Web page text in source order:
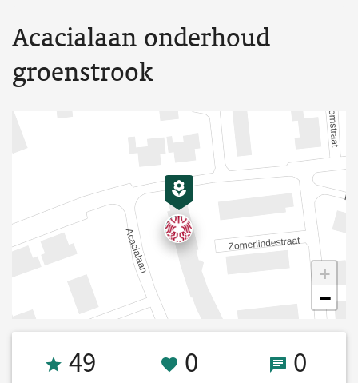
Acacialaan onderhoud
groenstrook
+
−
Populariteit 49
49 0 Keer
0 0 0